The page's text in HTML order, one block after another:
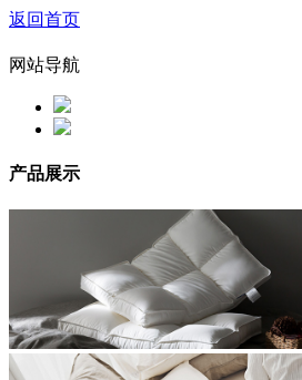
返回首页
网站导航
产品展示